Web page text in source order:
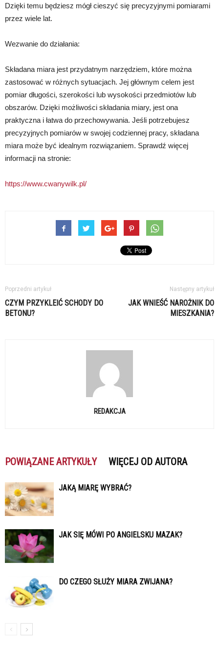
Dzięki temu będziesz mógł cieszyć się precyzyjnymi pomiarami
przez wiele lat.
Wezwanie do działania:
Składana miara jest przydatnym narzędziem, które można
zastosować w różnych sytuacjach. Jej głównym celem jest
pomiar długości, szerokości lub wysokości przedmiotów lub
obszarów. Dzięki możliwości składania miary, jest ona
praktyczna i łatwa do przechowywania. Jeśli potrzebujesz
precyzyjnych pomiarów w swojej codziennej pracy, składana
miara może być idealnym rozwiązaniem. Sprawdź więcej
informacji na stronie:
https://www.cwanywilk.pl/
Poprzedni artykuł
CZYM PRZYKLEIĆ SCHODY DO
BETONU?
Następny artykuł
JAK WNIEŚĆ NAROŻNIK DO
MIESZKANIA?
REDAKCJA
POWIĄZANE ARTYKUŁY WIĘCEJ OD AUTORA
JAKĄ MIARĘ WYBRAĆ?
JAK SIĘ MÓWI PO ANGIELSKU MAZAK?
DO CZEGO SŁUŻY MIARA ZWIJANA?